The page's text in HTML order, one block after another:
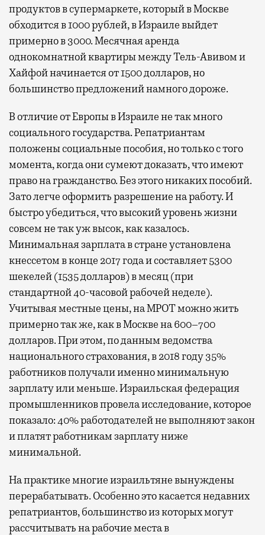
продуктов в супермаркете, который в Москве
обходится в 1000 рублей, в Израиле выйдет
примерно в 3000. Месячная аренда
однокомнатной квартиры между Тель-Авивом и
Хайфой начинается от 1500 долларов, но
большинство предложений намного дороже.
В отличие от Европы в Израиле не так много
социального государства. Репатриантам
положены социальные пособия, но только с того
момента, когда они сумеют доказать, что имеют
право на гражданство. Без этого никаких пособий.
Зато легче оформить разрешение на работу. И
быстро убедиться, что высокий уровень жизни
совсем не так уж высок, как казалось.
Минимальная зарплата в стране установлена
кнессетом в конце 2017 года и составляет 5300
шекелей (1535 долларов) в месяц (при
стандартной 40-часовой рабочей неделе).
Учитывая местные цены, на МРОТ можно жить
примерно так же, как в Москве на 600–700
долларов. При этом, по данным ведомства
национального страхования, в 2018 году 35%
работников получали именно минимальную
зарплату или меньше. Израильская федерация
промышленников провела исследование, которое
показало: 40% работодателей не выполняют закон
и платят работникам зарплату ниже
минимальной.
На практике многие израильтяне вынуждены
перерабатывать. Особенно это касается недавних
репатриантов, большинство из которых могут
рассчитывать на рабочие места в